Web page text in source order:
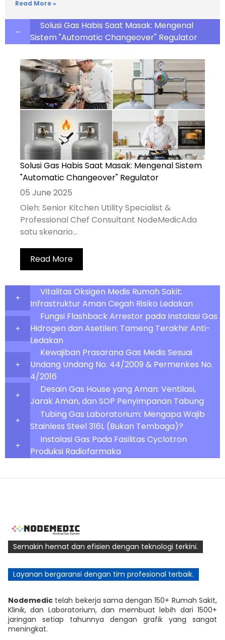
Read More »
Solusi Gas Habis Saat Masak: Mengenal
Sistem "Automatic Changeover" Regulator
Solusi Gas Habis Saat Masak: Mengenal Sistem
"Automatic Changeover" Regulator
05 June 2025
Oleh: Senior Kitchen Utility Specialist &
Professional Chef Consultant NodeMedicAda
satu skenario...
Read More
Vitalitas Oksigen Medis Rumah Sakit:
Infrastruktur Aman Cegah Risiko Ledakan
Fungsi Flashback Arrestor pada Instalasi Gas
Hidrogen dan Asetilen: Tameng Terakhir Anti-
Ledakan
Kewajiban Prasarana Gas Medis Sesuai
Undang Undang No. 44/2009 & Permenkes No.
4/2016
Desain Gas House yang Aman: Ventilasi,
Jarak Aman, dan SOP Penyimpanan Tabung
Tubing Gas Laboratorium: Mengapa Wajib
Stainless Steel 316L (Bukan Tembaga)?
Instalasi Gas Pada Fasilitas Cyclotron
Produksi Radiofarmaka
Semakin hemat dan efisien dengan teknologi terkini.
Layanan bergaransi dengan tim profesional terbaik.
Nodemedic telah bekerja sama dengan 150+ Rumah Sakit,
Klinik, dan Laboratorium, dan membuat lebih dari 1500+
jaringan setiap tahunnya dengan grafik yang sangat
meningkat.